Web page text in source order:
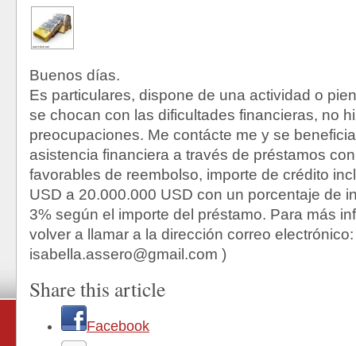
Buenos días.
Es particulares, dispone de una actividad o
se chocan con las dificultades financieras, no
preocupaciones. Me contácte me y se
asistencia financiera a través de préstamos
favorables de reembolso, importe de crédito
USD a 20.000.000 USD con un porcentaje de
3% según el importe del préstamo. Para más
volver a llamar a la dirección correo electrónico:
isabella.assero@gmail.com )
Share this article
Facebook